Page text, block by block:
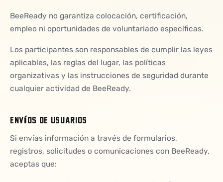
BeeReady no garantiza colocación, certificación,
empleo ni oportunidades de voluntariado específicas.
Los participantes son responsables de cumplir las leyes
aplicables, las reglas del lugar, las políticas
organizativas y las instrucciones de seguridad durante
cualquier actividad de BeeReady.
ENVÍOS DE USUARIOS
Si envías información a través de formularios,
registros, solicitudes o comunicaciones con BeeReady,
aceptas que: